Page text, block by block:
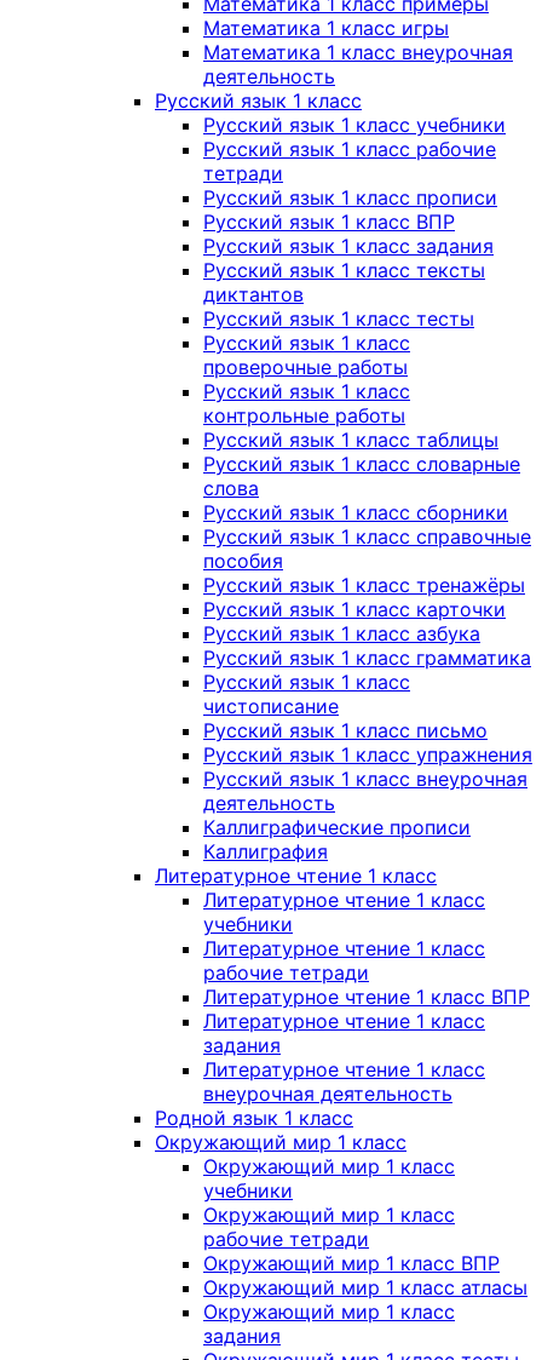
Математика 1 класс игры
Математика 1 класс внеурочная
деятельность
Русский язык 1 класс
Русский язык 1 класс учебники
Русский язык 1 класс рабочие
тетради
Русский язык 1 класс прописи
Русский язык 1 класс ВПР
Русский язык 1 класс задания
Русский язык 1 класс тексты
диктантов
Русский язык 1 класс тесты
Русский язык 1 класс
проверочные работы
Русский язык 1 класс
контрольные работы
Русский язык 1 класс таблицы
Русский язык 1 класс словарные
слова
Русский язык 1 класс сборники
Русский язык 1 класс справочные
пособия
Русский язык 1 класс тренажёры
Русский язык 1 класс карточки
Русский язык 1 класс азбука
Русский язык 1 класс грамматика
Русский язык 1 класс
чистописание
Русский язык 1 класс письмо
Русский язык 1 класс упражнения
Русский язык 1 класс внеурочная
деятельность
Каллиграфические прописи
Каллиграфия
Литературное чтение 1 класс
Литературное чтение 1 класс
учебники
Литературное чтение 1 класс
рабочие тетради
Литературное чтение 1 класс ВПР
Литературное чтение 1 класс
задания
Литературное чтение 1 класс
внеурочная деятельность
Родной язык 1 класс
Окружающий мир 1 класс
Окружающий мир 1 класс
учебники
Окружающий мир 1 класс
рабочие тетради
Окружающий мир 1 класс ВПР
Окружающий мир 1 класс атласы
Окружающий мир 1 класс
задания